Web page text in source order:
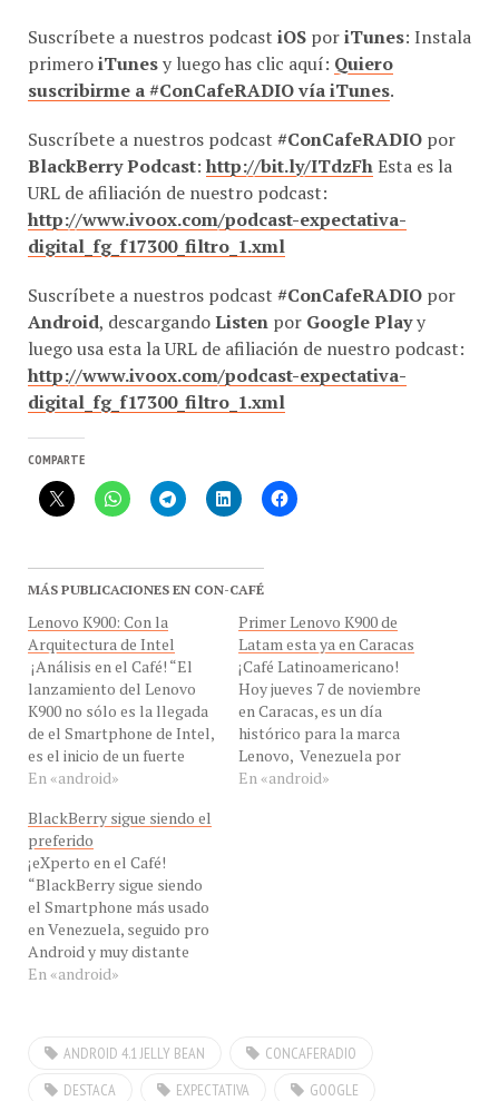
Suscríbete a nuestros podcast iOS poriTunes: Instala
primeroiTunesy luego has clic aquí: Quiero
suscribirme a #ConCafeRADIO vía iTunes.
Suscríbete a nuestros podcast #ConCafeRADIO por
BlackBerry Podcast: http://bit.ly/ITdzFh Esta es la
URL de afiliación de nuestro podcast:
http://www.ivoox.com/podcast-expectativa-
digital_fg_f17300_filtro_1.xml
Suscríbete a nuestros podcast #ConCafeRADIO por
Android, descargandoListen por Google Playy
luego usa esta la URL de afiliación de nuestro podcast:
http://www.ivoox.com/podcast-expectativa-
digital_fg_f17300_filtro_1.xml
COMPARTE
MÁS PUBLICACIONES EN CON-CAFÉ
Lenovo K900: Con la
Arquitectura de Intel
¡Análisis en el Café! “El
lanzamiento del Lenovo
K900 no sólo es la llegada
de el Smartphone de Intel,
es el inicio de un fuerte
competencia contra el
Samsung ” dijo hoy nuestro
invitado el Ing. Jesús
Marquez, Analista de Con-
Cafe desde Maracay,
Venezuela para tomarnos
el…
En «android»
Primer Lenovo K900 de
Latam esta ya en Caracas
¡Café Latinoamericano!
Hoy jueves 7 de noviembre
en Caracas, es un día
histórico para la marca
Lenovo, Venezuela por
que es el primer país de
En «android»
BlackBerry sigue siendo el
preferido
¡eXperto en el Café!
“BlackBerry sigue siendo
el Smartphone más usado
en Venezuela, seguido pro
Android y muy distante
iOS” dijo EN VIVO el Lic.
para hablarnos de los
objetivos alcanzados con
En «android»
ANDROID 4.1 JELLY BEAN
CONCAFERADIO
DESTACA
EXPECTATIVA
GOOGLE